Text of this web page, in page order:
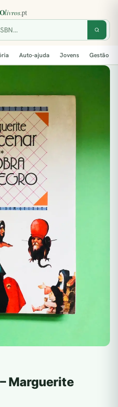
Auto-ajuda Jovens Gestão
Marguerite